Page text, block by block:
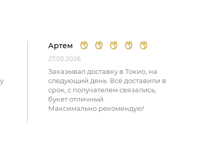
Артем
27.05.2026
Заказывал доставку в Токио, на
следующий день. Всё доставили в
срок, с получателем связались,
букет отличный.
Максимально рекомендую!